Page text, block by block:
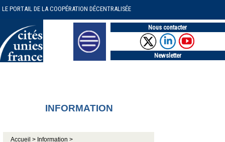
LE PORTAIL DE LA COOPÉRATION DÉCENTRALISÉE
Nous contacter
Newsletter
INFORMATION
Accueil > Information >